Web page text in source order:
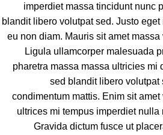
imperdiet massa tincidunt nunc
blandit libero volutpat sed. Justo
eu non diam. Mauris sit amet
Ligula ullamcorper malesuada
pharetra massa massa ultricies mi
sed blandit libero volutpat
condimentum mattis. Enim sit
ultrices mi tempus imperdiet
Gravida dictum fusce ut